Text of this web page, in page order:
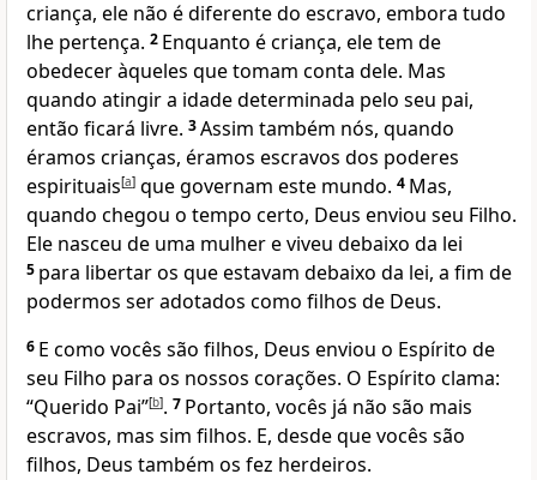
criança, ele não é diferente do escravo, embora tudo
lhe pertença. 2 Enquanto é criança, ele tem de
obedecer àqueles que tomam conta dele. Mas
quando atingir a idade determinada pelo seu pai,
então ficará livre. 3Assim também nós, quando
éramos crianças, éramos escravos dos poderes
espirituais[a] que governam este mundo. 4 Mas,
quando chegou o tempo certo, Deus enviou seu Filho.
Ele nasceu de uma mulher e viveu debaixo da lei
5 para libertar os que estavam debaixo da lei, a fim de
podermos ser adotados como filhos de Deus.
6 E como vocês são filhos, Deus enviou o Espírito de
seu Filho para os nossos corações. O Espírito clama:
“Querido Pai”[b]. 7 Portanto, vocês já não são mais
escravos, mas sim filhos. E, desde que vocês são
filhos, Deus também os fez herdeiros.